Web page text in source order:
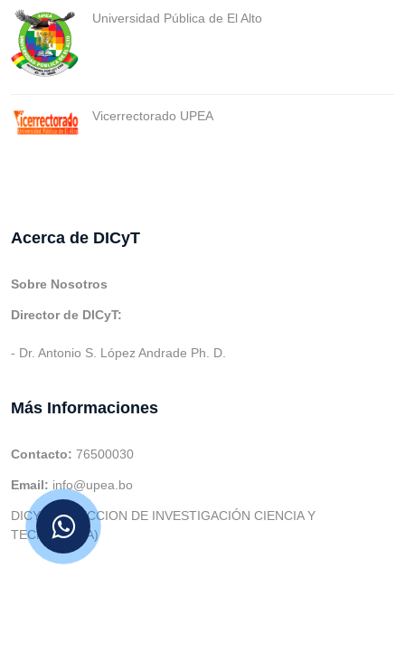
Universidad Pública de El Alto
Vicerrectorado UPEA
Acerca de DICyT
Sobre Nosotros
Director de DICyT:
- Dr. Antonio S. López Andrade Ph. D.
Más Informaciones
Contacto: 76500030
Email: info@upea.bo
DICYT (DIRECCION DE INVESTIGACIÓN CIENCIA Y
TECNOLOGIA)